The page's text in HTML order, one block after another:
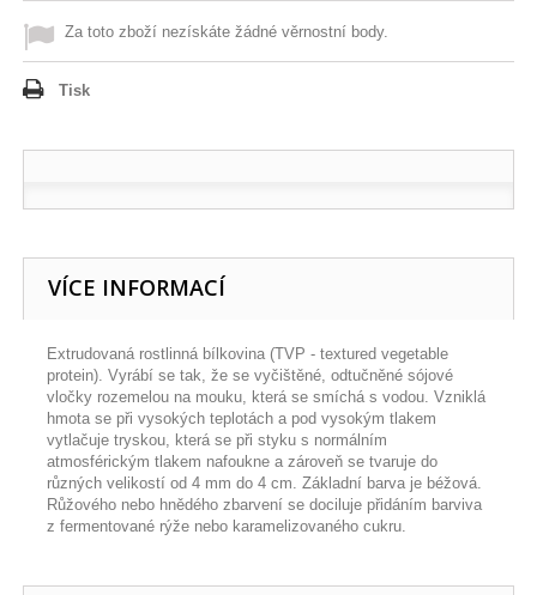
Za toto zboží nezískáte žádné věrnostní body.
Tisk
VÍCE INFORMACÍ
Extrudovaná rostlinná bílkovina (TVP - textured vegetable
protein). Vyrábí se tak, že se vyčištěné, odtučněné sójové
vločky rozemelou na mouku, která se smíchá s vodou. Vzniklá
hmota se při vysokých teplotách a pod vysokým tlakem
vytlačuje tryskou, která se při styku s normálním
atmosférickým tlakem nafoukne a zároveň se tvaruje do
různých velikostí od 4 mm do 4 cm. Základní barva je béžová.
Růžového nebo hnědého zbarvení se dociluje přidáním barviva
z fermentované rýže nebo karamelizovaného cukru.